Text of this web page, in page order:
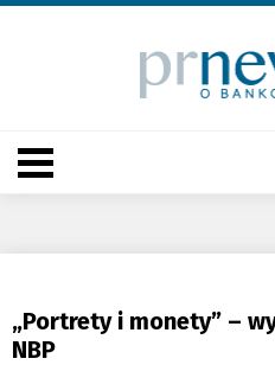
„Portrety i monety” –
NBP